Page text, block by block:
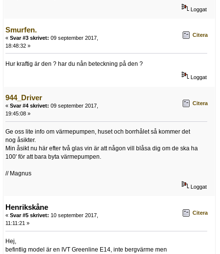
Loggat
Smurfen.
« Svar #3 skrivet: 09 september 2017,
18:48:32 »
Citera
Hur kraftig är den ? har du nån beteckning på den ?
Loggat
944_Driver
« Svar #4 skrivet: 09 september 2017,
19:45:08 »
Citera
Ge oss lite info om värmepumpen, huset och borrhålet så kommer det
nog åsikter.
Min åsikt nu här efter två glas vin är att någon vill blåsa dig om de ska ha
100' för att bara byta värmepumpen.
// Magnus
Loggat
Henrikskåne
« Svar #5 skrivet: 10 september 2017,
11:11:21 »
Citera
Hej,
befintlig model är en IVT Greenline E14, inte bergvärme men